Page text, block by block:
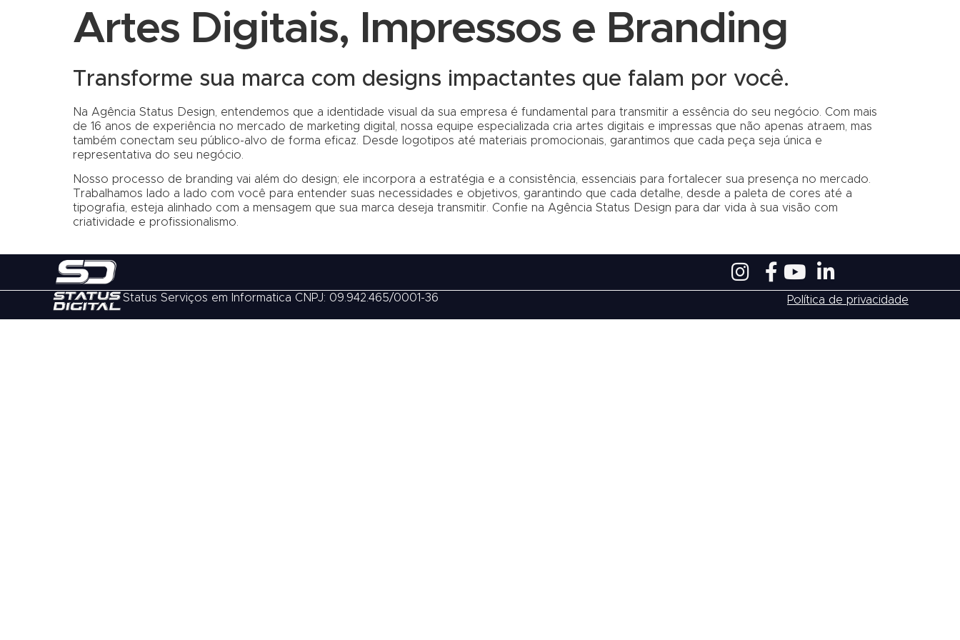
Artes Digitais, Impressos e Branding
Transforme sua marca com designs impactantes que falam por você.
Na Agência Status Design, entendemos que a identidade visual da sua empresa é fundamental para transmitir a essência do seu negócio. Com mais
de 16 anos de experiência no mercado de marketing digital, nossa equipe especializada cria artes digitais e impressas que não apenas atraem, mas
também conectam seu público-alvo de forma eficaz. Desde logotipos até materiais promocionais, garantimos que cada peça seja única e
representativa do seu negócio.
Nosso processo de branding vai além do design; ele incorpora a estratégia e a consistência, essenciais para fortalecer sua presença no mercado.
Trabalhamos lado a lado com você para entender suas necessidades e objetivos, garantindo que cada detalhe, desde a paleta de cores até a
tipografia, esteja alinhado com a mensagem que sua marca deseja transmitir. Confie na Agência Status Design para dar vida à sua visão com
criatividade e profissionalismo.
Status Serviços em Informatica CNPJ: 09.942.465/0001-36 Política de privacidade